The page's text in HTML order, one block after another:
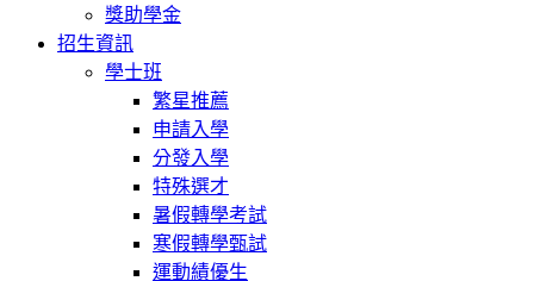
獎助學金
招生資訊
學士班
繁星推薦
申請入學
分發入學
特殊選才
暑假轉學考試
寒假轉學甄試
運動績優生